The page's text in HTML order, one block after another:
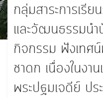
กลุ่มสาระการเรี
และวัฒนธรรมนำ
กิจกรรม ฟังเทศ
ชาดก เนื่องในงา
พระปฐมเจดีย์ ป